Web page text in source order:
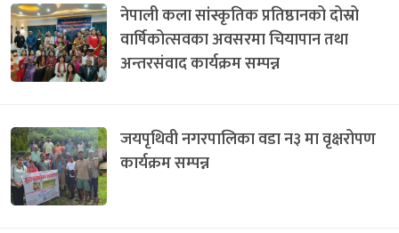
नेपाली कला सांस्कृतिक प्रतिष्ठानको दोस्रो
वार्षिकोत्सवका अवसरमा चियापान तथा
अन्तरसंवाद कार्यक्रम सम्पन्न
जयपृथिवी नगरपालिका वडा न३ मा वृक्षरोपण
कार्यक्रम सम्पन्न